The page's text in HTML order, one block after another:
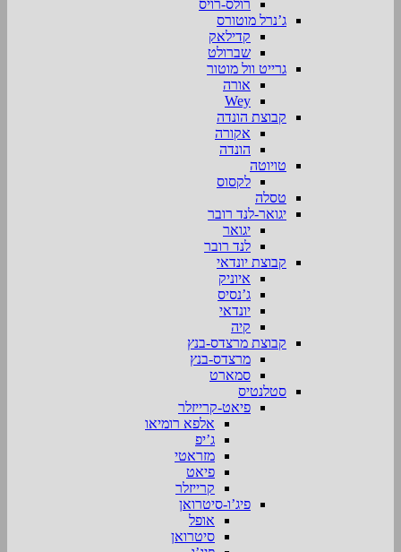
רולס-רויס
ג’נרל מוטורס
קדילאק
שברולט
גרייט וול מוטור
אורה
Wey
קבוצת הונדה
אקורה
הונדה
טויוטה
לקסוס
טסלה
יגואר-לנד רובר
יגואר
לנד רובר
קבוצת יונדאי
איוניק
ג’נסיס
יונדאי
קיה
קבוצת מרצדס-בנץ
מרצדס-בנץ
סמארט
סטלנטיס
פיאט-קרייזלר
אלפא רומיאו
ג’יפ
מזראטי
פיאט
קרייזלר
פיג’ו-סיטרואן
אופל
סיטרואן